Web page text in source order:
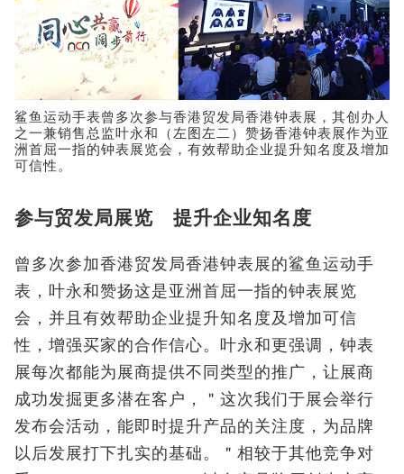
鲨鱼运动手表曾多次参与香港贸发局香港钟表展，其创办人
之一兼销售总监叶永和（左图左二）赞扬香港钟表展作为亚
洲首屈一指的钟表展览会，有效帮助企业提升知名度及增加
可信性。
参与贸发局展览 提升企业知名度
曾多次参加香港贸发局香港钟表展的鲨鱼运动手
表，叶永和赞扬这是亚洲首屈一指的钟表展览
会，并且有效帮助企业提升知名度及增加可信
性，增强买家的合作信心。叶永和更强调，钟表
展每次都能为展商提供不同类型的推广，让展商
成功发掘更多潜在客户，＂这次我们于展会举行
发布会活动，能即时提升产品的关注度，为品牌
以后发展打下扎实的基础。＂相较于其他竞争对